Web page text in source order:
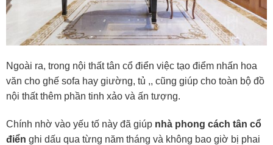
Ngoài ra, trong nội thất tân cổ điển việc tạo điểm nhấn hoa
văn cho ghế sofa hay giường, tủ ,, cũng giúp cho toàn bộ đồ
nội thất thêm phần tinh xảo và ấn tượng.
Chính nhờ vào yếu tố này đã giúp nhà phong cách tân cổ
điển ghi dấu qua từng năm tháng và không bao giờ bị phai